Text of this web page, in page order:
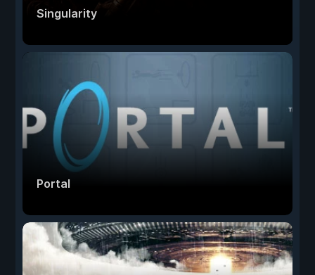
Singularity
Portal